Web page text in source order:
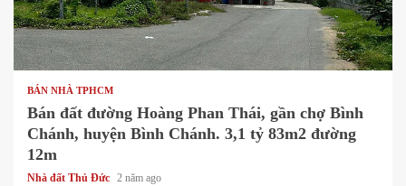
1 min read
BÁN NHÀ TPHCM
Bán đất đường Hoàng Phan Thái, gần chợ Bình
Chánh, huyện Bình Chánh. 3,1 tỷ 83m2 đường
12m
Nhà đất Thủ Đức 2 năm ago